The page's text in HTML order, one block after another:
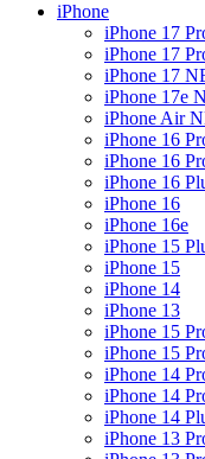
iPhone
iPhone 17
iPhone 17
iPhone 17
iPhone 17e
iPhone Air
iPhone 16
iPhone 16
iPhone 16
iPhone 16
iPhone 16e
iPhone 15
iPhone 15
iPhone 14
iPhone 13
iPhone 15
iPhone 15
iPhone 14
iPhone 14
iPhone 14
iPhone 13